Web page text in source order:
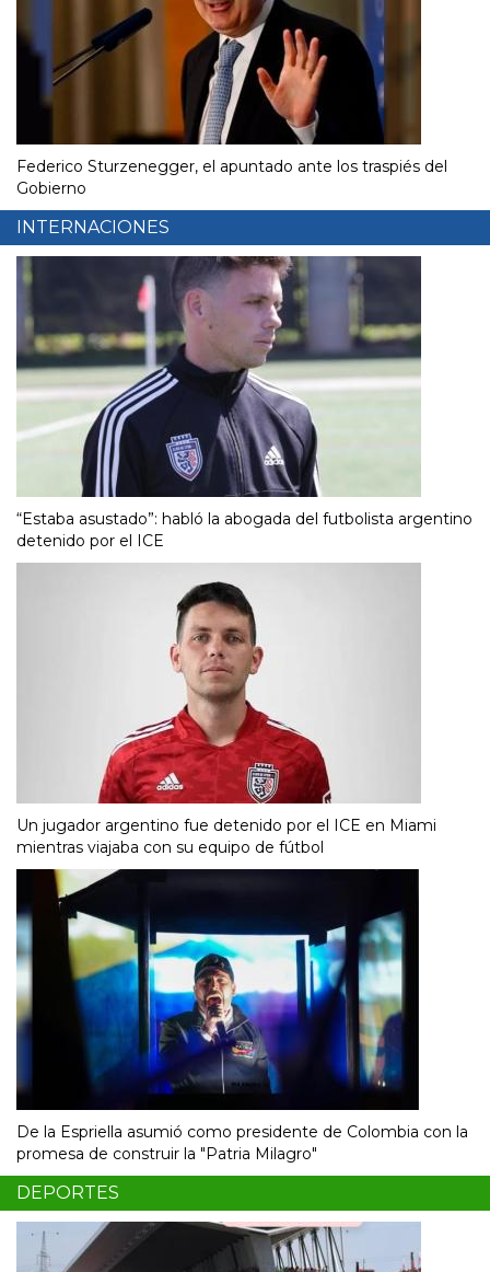
Federico Sturzenegger, el apuntado ante los traspiés del
Gobierno
INTERNACIONES
“Estaba asustado”: habló la abogada del futbolista argentino
detenido por el ICE
Un jugador argentino fue detenido por el ICE en Miami
mientras viajaba con su equipo de fútbol
De la Espriella asumió como presidente de Colombia con la
promesa de construir la "Patria Milagro"
DEPORTES